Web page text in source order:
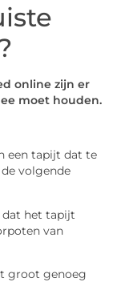
online zijn er
moet houden.
een tapijt dat te
volgende
dat het tapijt
van
groot genoeg